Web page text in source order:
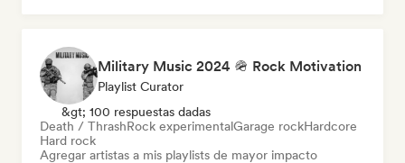
Military Music 2024 🪖 Rock Motivation
Playlist Curator
&gt; 100 respuestas dadas
Death / ThrashRock experimentalGarage rockHardcore
Hard rock
Agregar artistas a mis playlists de mayor impacto